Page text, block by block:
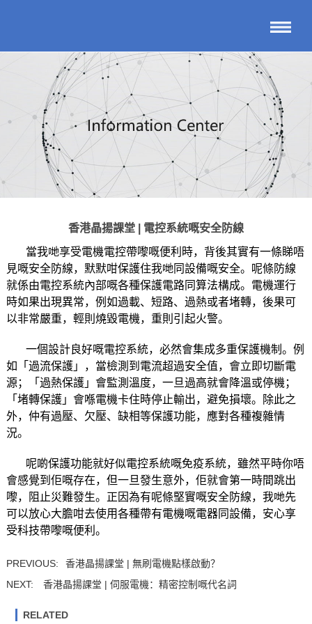
香港晶揚課堂 | 電控系統嘅安全防線
當我哋享受電機電控帶嚟嘅便利時，背後其實有一條睇唔
見嘅安全防線，默默咁保護住我哋同設備嘅安全。呢條防線
就係由電控系統內部嘅各種保護電路同算法構成。電機運行
時如果出現異常，例如過載、短路、過熱或者堵轉，後果可
以非常嚴重，輕則燒毀電機，重則引起火警。
一個設計良好嘅電控系統，必然會集成多重保護機制。例
如「過流保護」，當檢測到電流超過安全值，會立即切斷電
源；「過熱保護」會監測溫度，一旦過高就會降溫或停機；
「堵轉保護」會喺電機卡住時停止輸出，避免損壞。除此之
外，仲有過壓、欠壓、缺相等保護功能，應對各種複雜情
況。
呢啲保護功能就好似電控系統嘅免疫系統，雖然平時你唔
會感覺到佢嘅存在，但一旦發生意外，佢就會第一時間跳出
嚟，阻止災難發生。正因為有呢條堅實嘅安全防線，我哋先
可以放心大膽咁去使用各種帶有電機嘅電器同設備，安心享
受科技帶嚟嘅便利。
PREVIOUS:
香港晶揚課堂 | 無刷電機點樣啟動？
NEXT:
香港晶揚課堂 | 伺服電機：精密控制嘅代名詞
RELATED